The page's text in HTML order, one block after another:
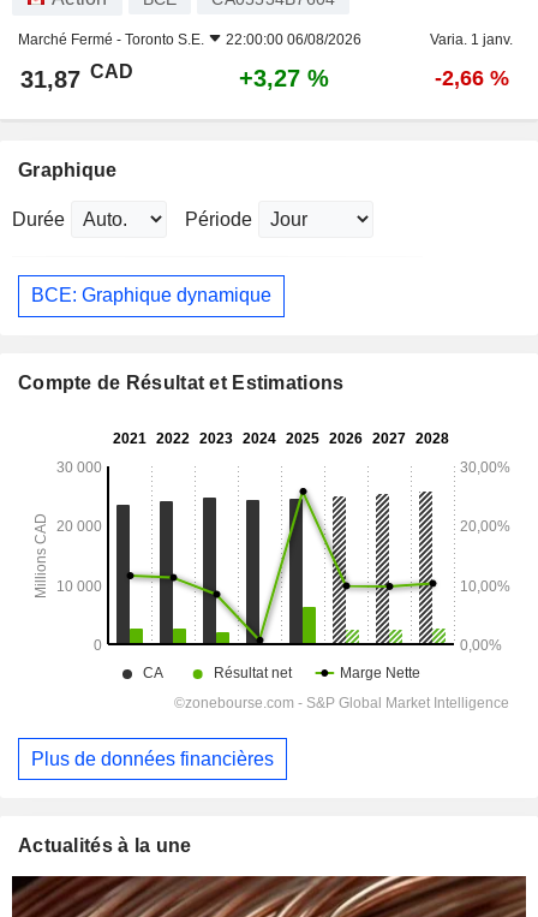
Marché Fermé - Toronto S.E. 22:00:00 06/08/2026 Varia. 1 janv.
31,87 CAD +3,27 % -2,66 %
Graphique
Durée Période
BCE: Graphique dynamique
Compte de Résultat et Estimations
Plus de données financières
Actualités à la une